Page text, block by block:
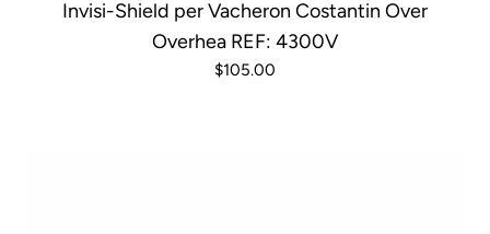
Invisi-Shield per Vacheron Costantin Over
Overhea REF: 4300V
$105.00